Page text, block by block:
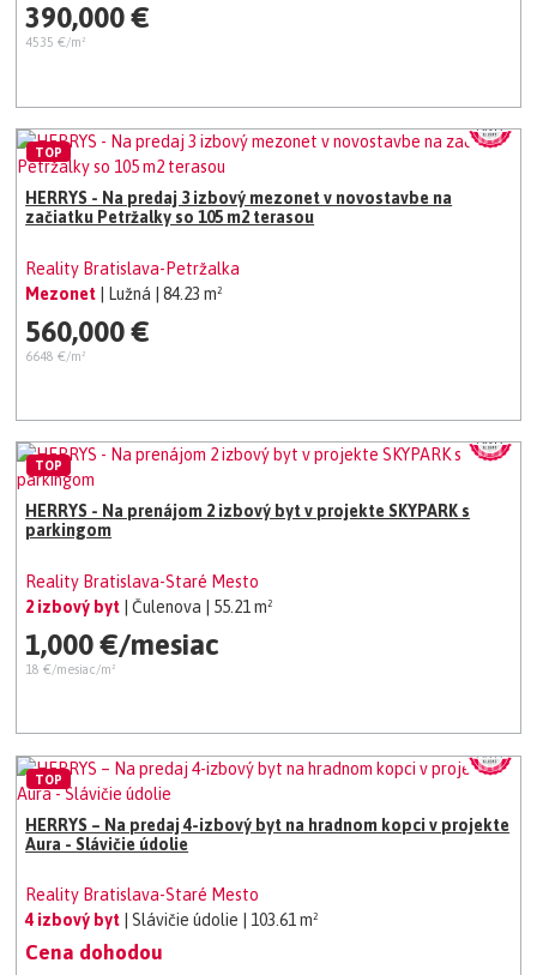
390,000 €
4535 €/m²
HERRYS - Na predaj 3 izbový mezonet v novostavbe na
začiatku Petržalky so 105 m2 terasou
Reality Bratislava-Petržalka
Mezonet | Lužná | 84.23 m²
560,000 €
6648 €/m²
TOP
HERRYS - Na prenájom 2 izbový byt v projekte SKYPARK s
parkingom
Reality Bratislava-Staré Mesto
2 izbový byt
| Čulenova | 55.21 m²
1,000 €/mesiac
18 €/mesiac/m²
TOP
HERRYS – Na predaj 4-izbový byt na hradnom kopci v projekte
Aura - Slávičie údolie
Reality Bratislava-Staré Mesto
4 izbový byt
| Slávičie údolie | 103.61 m²
Cena dohodou
TOP